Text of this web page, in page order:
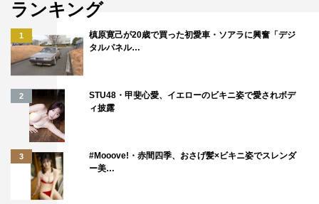
ランキング
1
槙原寛己が20歳で買った初愛車・ソアラに興奮「デジ
タルパネル…
2
STU48・甲斐心愛、イエローのビキニ姿で愛されボデ
ィ披露
3
#Mooove!・赤間四季、おさげ髪×ビキニ姿でスレンダ
ー美…